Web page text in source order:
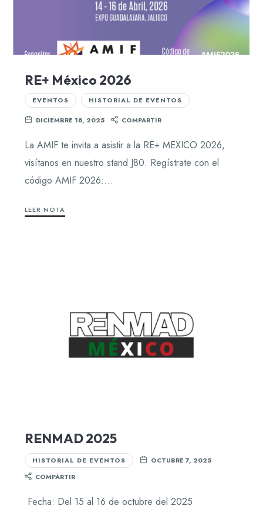
RE+ México 2026
EVENTOS HISTORIAL DE EVENTOS
DICIEMBRE 18, 2025 COMPARTIR
La AMIF te invita a asistir a la RE+ MEXICO 2026,
visítanos en nuestro stand J80. Regístrate con el
código AMIF 2026:…
LEER NOTA
RENMAD 2025
HISTORIAL DE EVENTOS
OCTUBRE 7, 2025
COMPARTIR
Fecha: Del 15 al 16 de octubre del 2025